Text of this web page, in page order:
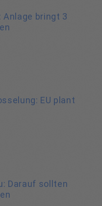
bringt 3
EU plant
Darauf sollten